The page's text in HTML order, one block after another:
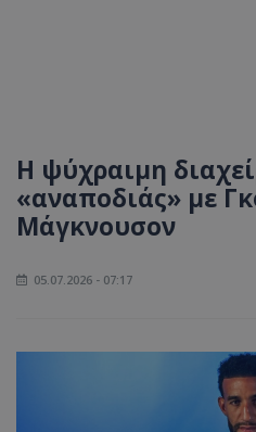
Η ψύχραιμη
«αναποδιάς» με
Μάγκνουσον
05.07.2026 - 07:17